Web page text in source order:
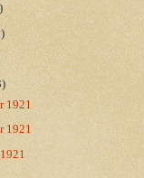
1921
1921